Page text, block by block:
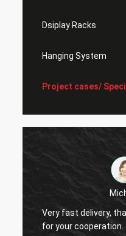
Dsiplay Racks
Hanging System
Project cases/
I always remember